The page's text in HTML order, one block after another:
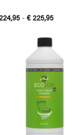
- € 225,95